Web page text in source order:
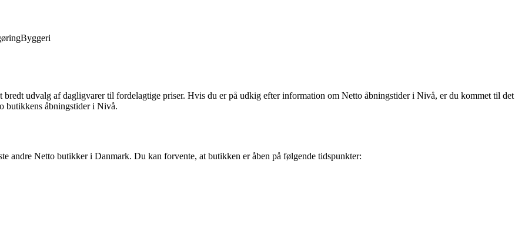
Byggeri
udvalg af dagligvarer til fordelagtige priser. Hvis du er på udkig efter information om Netto åbningstider i Nivå, er du kommet til det
butikkens åbningstider i Nivå.
andre Netto butikker i Danmark. Du kan forvente, at butikken er åben på følgende tidspunkter: